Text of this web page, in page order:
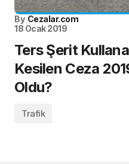
By Cezalar.com
18 Ocak 2019
Ters Şerit
Kesilen Ceza
Oldu?
Trafik